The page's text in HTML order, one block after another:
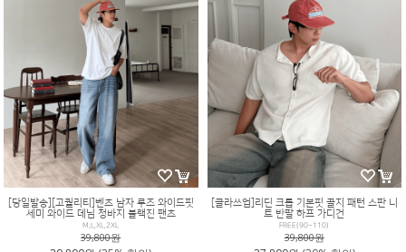
[당일발송][고퀄리티]벤츠 남자 루즈 와이드핏
세미 와이드 데님 청바지 블랙진 팬츠
M,L,XL,2XL
39,800원
[클라쓰업]리딘 크롭 기본핏 골지 패턴 스판 니
트 반팔 하프 가디건
FREE(90~110)
39,800원